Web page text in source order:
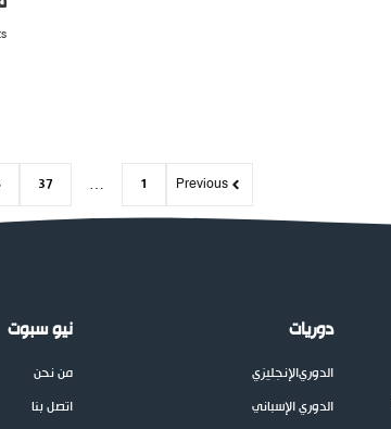
Previous
1
…
37
دوريات
الدوريالإنجليزي
الدوري الإسباني
نيو سبوت
من نحن
اتصل بنا